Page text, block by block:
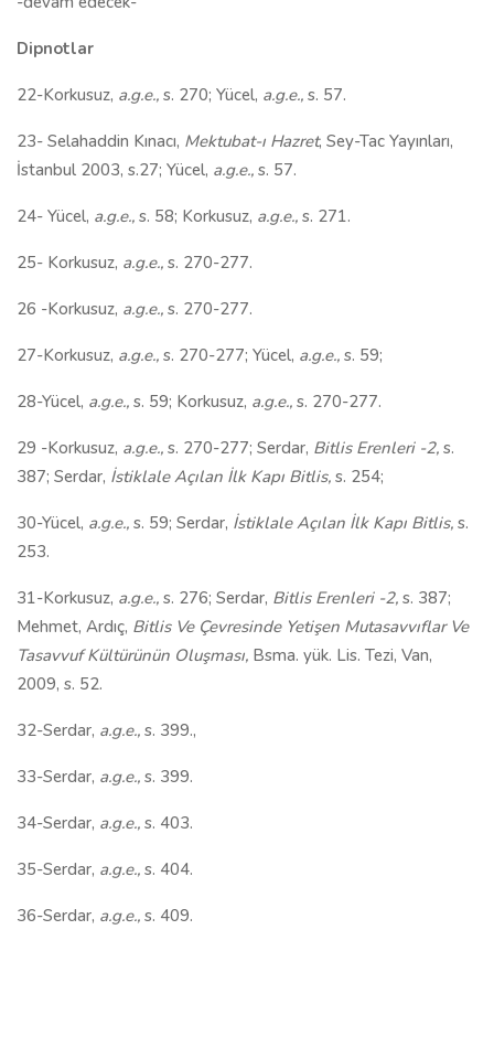
Dipnotlar
22-Korkusuz, a.g.e., s. 270; Yücel, a.g.e., s. 57.
23- Selahaddin Kınacı, Mektubat-ı Hazret, Sey-Tac Yayınları,
İstanbul 2003, s.27; Yücel, a.g.e., s. 57.
24- Yücel, a.g.e., s. 58; Korkusuz, a.g.e., s. 271.
25- Korkusuz, a.g.e., s. 270-277.
26 -Korkusuz, a.g.e., s. 270-277.
27-Korkusuz, a.g.e., s. 270-277; Yücel, a.g.e., s. 59;
28-Yücel, a.g.e., s. 59; Korkusuz, a.g.e., s. 270-277.
29 -Korkusuz, a.g.e., s. 270-277; Serdar, Bitlis Erenleri -2, s.
387; Serdar, İstiklale Açılan İlk Kapı Bitlis, s. 254;
30-Yücel, a.g.e., s. 59; Serdar, İstiklale Açılan İlk Kapı Bitlis, s.
253.
31-Korkusuz, a.g.e., s. 276; Serdar, Bitlis Erenleri -2, s. 387;
Mehmet, Ardıç, Bitlis Ve Çevresinde Yetişen Mutasavvıflar Ve
Tasavvuf Kültürünün Oluşması, Bsma. yük. Lis. Tezi, Van,
2009, s. 52.
32-Serdar, a.g.e., s. 399.,
33-Serdar, a.g.e., s. 399.
34-Serdar, a.g.e., s. 403.
35-Serdar, a.g.e., s. 404.
36-Serdar, a.g.e., s. 409.